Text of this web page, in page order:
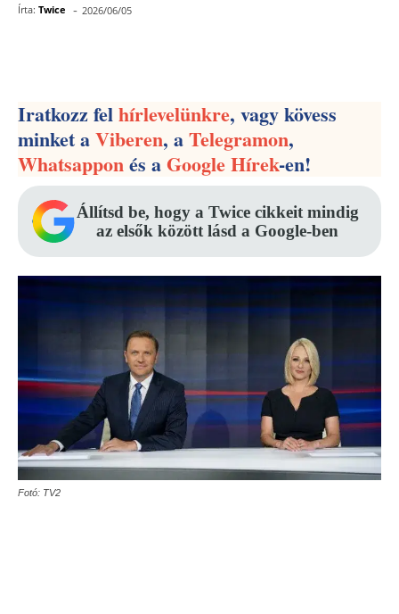
Írta: Twice - 2026/06/05
Iratkozz felhírlevelünkre, vagy kövess
minket aViberen, aTelegramon,
Whatsapponés aGoogle Hírek-en!
Állítsd be, hogy a Twice cikkeit mindig
az elsők között lásd a Google-ben
Fotó: TV2